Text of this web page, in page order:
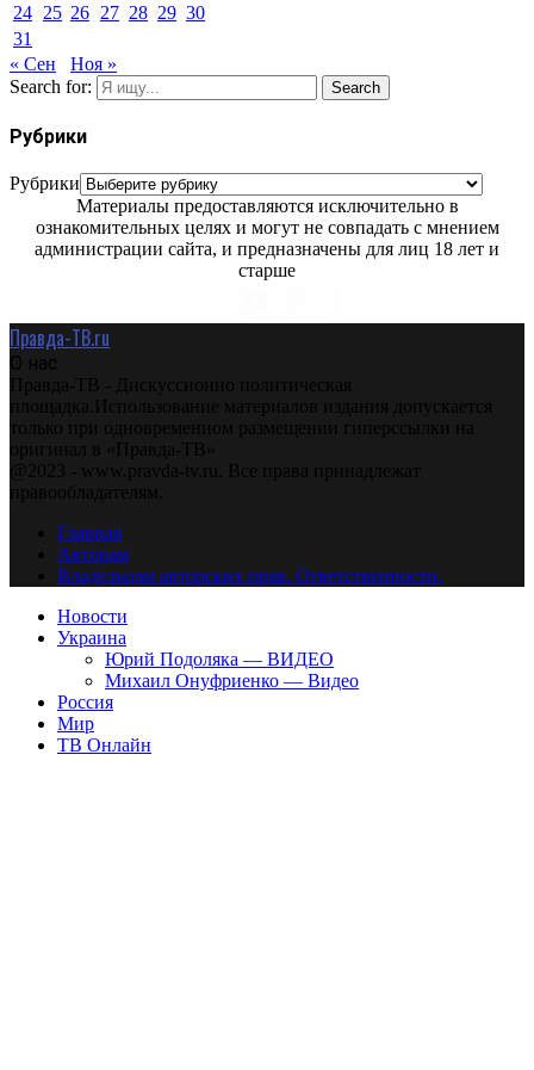
24 25 26 27 28 29 30
31
« Сен
Ноя »
Search for:
Search
Рубрики
Рубрики
Материалы предоставляются исключительно в
ознакомительных целях и могут не совпадать с мнением
администрации сайта, и предназначены для лиц 18 лет и
старше
Правда-ТВ.ru
О нас
Правда-ТВ - Дискуссионно политическая
площадка.Использование материалов издания допускается
только при одновременном размещении гиперссылки на
оригинал в «Правда-ТВ»
@2023 - www.pravda-tv.ru. Все права принадлежат
правообладателям.
Главная
Авторам
Владельцам авторских прав. Ответственности.
Новости
Украина
Юрий Подоляка — ВИДЕО
Михаил Онуфриенко — Видео
Россия
Мир
ТВ Онлайн